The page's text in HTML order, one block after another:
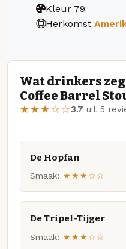
Kleur 79
Herkomst
Wat drinkers
Coffee Barrel
★★★☆☆3.7 uit 5
De Hopfan
Smaak: ★★★☆☆
De Tripel-Tijger
Smaak: ★★★☆☆